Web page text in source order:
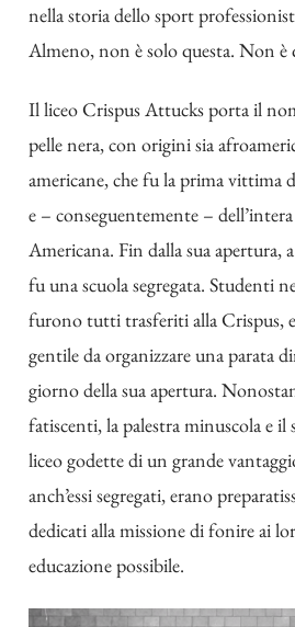
nella storia dello sport
Almeno, non è solo questa. Non è
Il liceo Crispus Attucks porta il
pelle nera, con origini sia
americane, che fu la prima vittima
e – conseguentemente –
Americana. Fin dalla sua apertura,
fu una scuola segregata. Studenti
furono tutti trasferiti alla Crispus,
gentile da organizzare una parata
giorno della sua apertura.
fatiscenti, la palestra minuscola e
liceo godette di un grande
anch’essi segregati, erano
dedicati alla missione di fonire ai
educazione possibile.